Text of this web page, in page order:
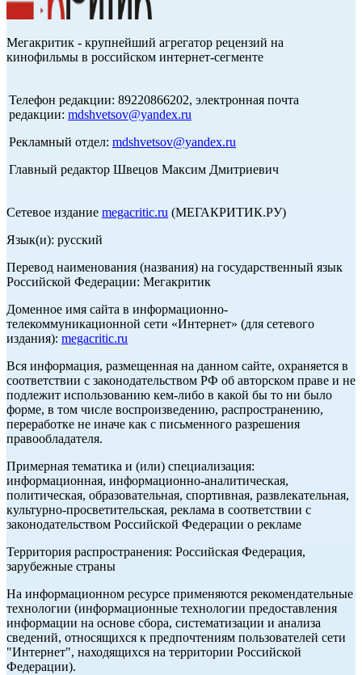
Мегакритик - крупнейший агрегатор рецензий на
кинофильмы в российском интернет-сегменте
Телефон редакции: 89220866202, электронная почта
редакции: mdshvetsov@yandex.ru
Рекламный отдел: mdshvetsov@yandex.ru
Главный редактор Швецов Максим Дмитриевич
Сетевое издание megacritic.ru (МЕГАКРИТИК.РУ)
Язык(и): русский
Перевод наименования (названия) на государственный язык
Российской Федерации: Мегакритик
Доменное имя сайта в информационно-
телекоммуникационной сети «Интернет» (для сетевого
издания): megacritic.ru
Вся информация, размещенная на данном сайте, охраняется в
соответствии с законодательством РФ об авторском праве и не
подлежит использованию кем-либо в какой бы то ни было
форме, в том числе воспроизведению, распространению,
переработке не иначе как с письменного разрешения
правообладателя.
Примерная тематика и (или) специализация:
информационная, информационно-аналитическая,
политическая, образовательная, спортивная, развлекательная,
культурно-просветительская, реклама в соответствии с
законодательством Российской Федерации о рекламе
Территория распространения: Российская Федерация,
зарубежные страны
На информационном ресурсе применяются рекомендательные
технологии (информационные технологии предоставления
информации на основе сбора, систематизации и анализа
сведений, относящихся к предпочтениям пользователей сети
"Интернет", находящихся на территории Российской
Федерации).